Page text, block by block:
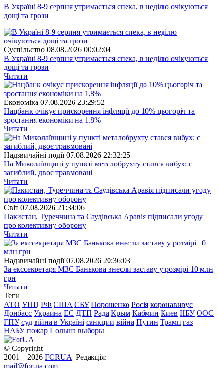
В Україні 8-9 серпня утримається спека, в неділю очікуються
дощі та грози
Суспiльство 08.08.2026 00:02:04
В Україні 8-9 серпня утримається спека, в неділю очікуються
дощі та грози
Читати
Економіка 07.08.2026 23:29:52
Нацбанк очікує прискорення інфляції до 10% цьогоріч та
зростання економіки на 1,8%
Читати
Надзвичайні події 07.08.2026 22:32:25
На Миколаївщині у пункті металобрухту стався вибух: є
загиблий, двоє травмовані
Читати
Свiт 07.08.2026 21:34:06
Пакистан, Туреччина та Саудівська Аравія підписали угоду
про колективну оборону
Читати
Надзвичайні події 07.08.2026 20:36:03
За екссекретаря МЗС Банькова внесли заставу у розмірі 10 млн
грн
Читати
Теги
АТО УПЦ РФ США СБУ Порошенко Росія коронавирус
Донбасс Украина ЕС ДТП Рада Крым Кабмин Киев НБУ ООС
ГПУ суд війна в Україні санкции війна Путин Трамп газ
НАБУ пожар Польша выборы
© Copyright
2001—2026 FORUA. Редакція:
mail@for-ua.com